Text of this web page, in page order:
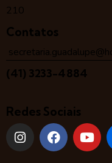
210
Contatos
(41) 3233-4884
Redes Sociais